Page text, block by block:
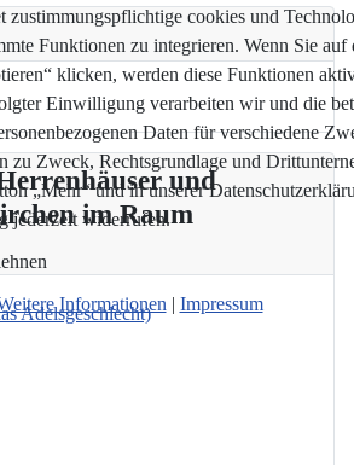
und
im Raum
Adelsgeschlecht)
zustimmungspflichtige cookies und
Funktionen zu integrieren. Wenn Sie auf
klicken, werden diese Funktionen
Einwilligung verarbeiten wir und die
Daten für verschiedene
zu Zweck, Rechtsgrundlage und
„Mehr“ und in unserer
jederzeit widerrufen.
Informationen | Impressum